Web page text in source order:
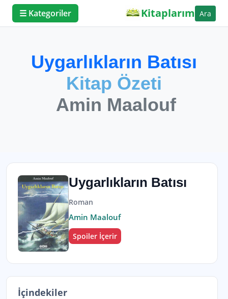
☰ Kategoriler Kitaplarım Ara
Uygarlıkların Batısı
Kitap Özeti
Amin Maalouf
Uygarlıkların Batısı
Roman
Amin Maalouf
Spoiler İçerir
İçindekiler